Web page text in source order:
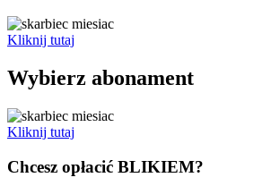
Kliknij tutaj
Wybierz abonament
Kliknij tutaj
Chcesz opłacić BLIKIEM?